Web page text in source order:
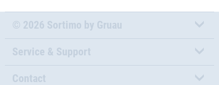
© 2026 Sortimo by Gruau
Service & Support
Contact